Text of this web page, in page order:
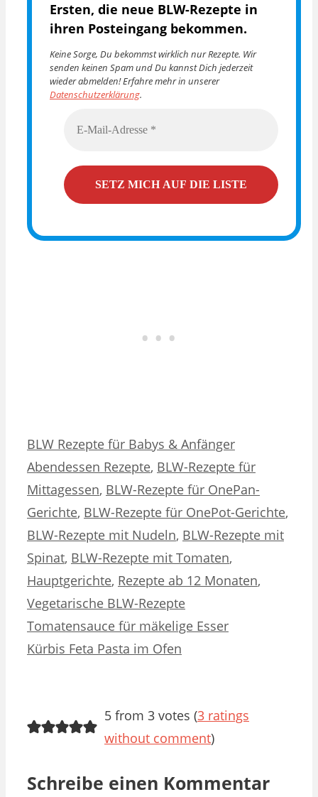
Ersten, die neue BLW-Rezepte in
ihren Posteingang bekommen.
Keine Sorge, Du bekommst wirklich nur Rezepte. Wir
senden keinen Spam und Du kannst Dich jederzeit
wieder abmelden! Erfahre mehr in unserer
Datenschutzerklärung.
Kategorien
BLW Rezepte für Babys & AnfängerSchlagwörter
Abendessen Rezepte, BLW-Rezepte für
Mittagessen, BLW-Rezepte für OnePan-
Gerichte, BLW-Rezepte für OnePot-Gerichte,
BLW-Rezepte mit Nudeln, BLW-Rezepte mit
Spinat, BLW-Rezepte mit Tomaten,
Hauptgerichte, Rezepte ab 12 Monaten,
Vegetarische BLW-Rezepte
Tomatensauce für mäkelige Esser
Kürbis Feta Pasta im Ofen
5 from 3 votes (3 ratings
without comment)
Schreibe einen Kommentar